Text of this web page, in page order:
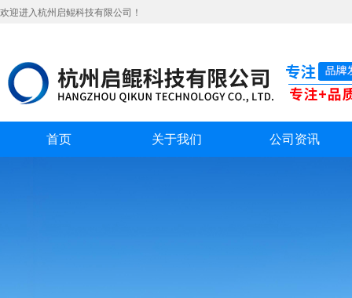
欢迎进入杭州启鲲科技有限公司！
首页 关于我们 公司资讯